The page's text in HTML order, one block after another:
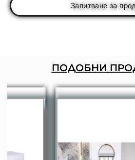
Запитване за
ПОДОБНИ